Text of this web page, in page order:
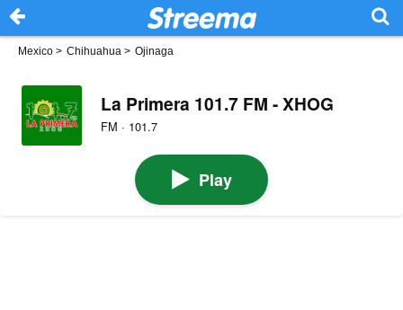
Mexico > Chihuahua > Ojinaga
La Primera 101.7 FM - XHOG
FM · 101.7
Play